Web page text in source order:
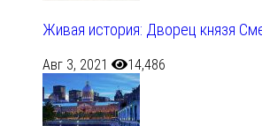
Живая история: Дворец князя
Авг 3, 2021 14,486